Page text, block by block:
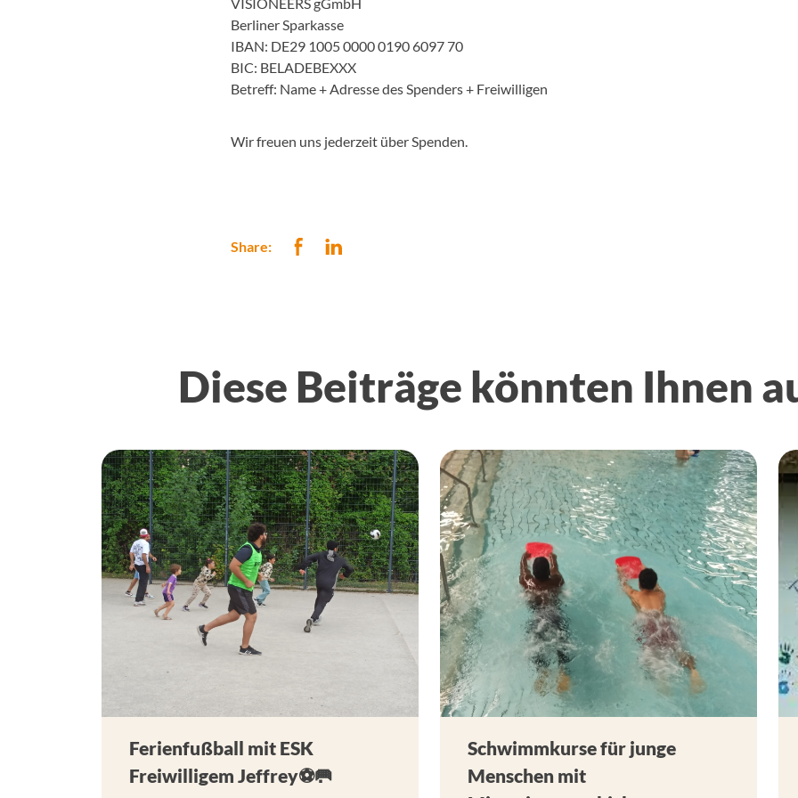
Berliner Sparkasse
IBAN: DE29 1005 0000 0190 6097 70
BIC: BELADEBEXXX
Betreff: Name + Adresse des Spenders + Freiwilligen
Wir freuen uns jederzeit über Spenden.
Share:
Diese Beiträge könnten Ihnen
Ferienfußball mit ESK
Freiwilligem Jeffrey⚽🥅
Schwimmkurse für junge
Menschen mit